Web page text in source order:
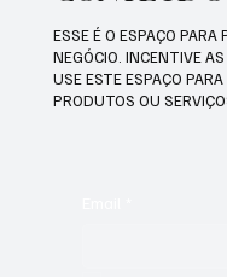
ESSE É O ESPAÇO
NEGÓCIO. INCENTIVE
USE ESTE ESPAÇO
PRODUTOS OU